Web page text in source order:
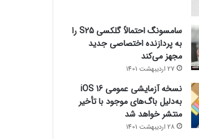
سامسونگ احتمالاً گلکسی S25 را
به پردازنده اختصاصی جدید
مجهز می‌کند
27 اردیبهشت 1401
نسخه آزمایشی عمومی iOS 16
به‌دلیل باگ‌های موجود با تأخیر
منتشر خواهد شد
28 اردیبهشت 1401